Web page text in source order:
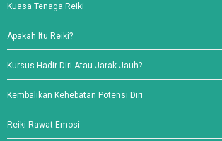
Kuasa Tenaga Reiki
Apakah Itu Reiki?
Kursus Hadir Diri Atau Jarak Jauh?
Kembalikan Kehebatan Potensi Diri
Reiki Rawat Emosi